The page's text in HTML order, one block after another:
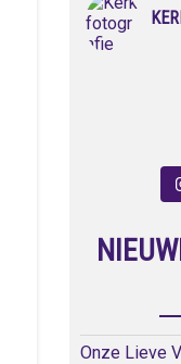
Onze Lieve